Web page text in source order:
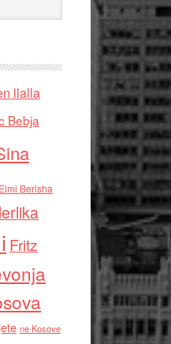
llalla
Bebja
Elmi Berisha
Fritz
ne Kosove